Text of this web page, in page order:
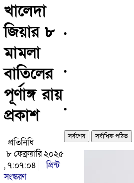
খালেদা
জিয়ার ৮
মামলা
বাতিলের
পূর্ণাঙ্গ রায়
প্রকাশ
প্রতিনিধি
৮ ফেব্রুয়ারি ২০২৫
, ৭:০৭:০৪
প্রিন্ট
সংস্করণ
সর্বশেষ সর্বাধিক পঠিত